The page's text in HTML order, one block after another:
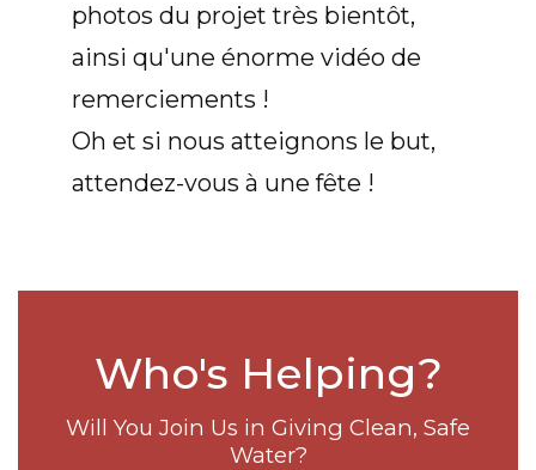
photos du projet très bientôt,
ainsi qu'une énorme vidéo de
remerciements !
Oh et si nous atteignons le but,
attendez-vous à une fête !
Who's Helping?
Will You Join Us in Giving Clean, Safe
Water?